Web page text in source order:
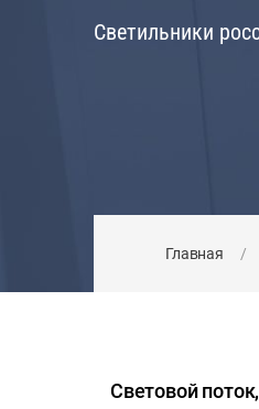
Светильники
Главная /
Световой